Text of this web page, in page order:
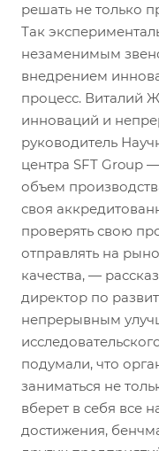
решать не только
Так
незаменимым
внедрением
процесс. Виталий
инноваций и
руководитель
центра SFT Group
объем
своя
проверять свою
отправлять на
качества, —
директор по
непрерывным
подумали, что
заниматься не
вберет в себя все
достижения,